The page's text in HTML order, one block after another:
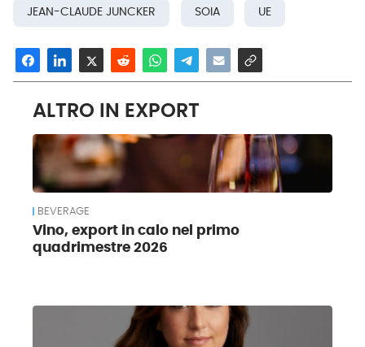
JEAN-CLAUDE JUNCKER SOIA UE
ALTRO IN EXPORT
BEVERAGE
Vino, export in calo nel primo
quadrimestre 2026